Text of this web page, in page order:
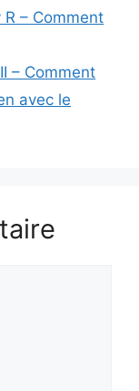
– Comment
– Comment
avec le